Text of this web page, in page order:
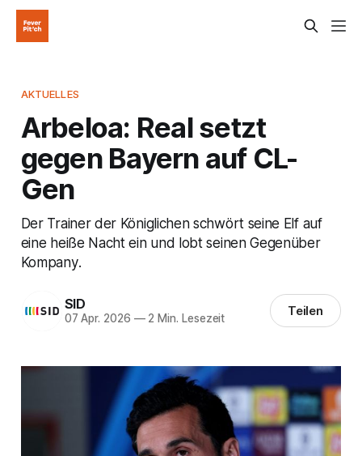
AKTUELLES
Arbeloa: Real setzt
gegen Bayern auf CL-
Gen
Der Trainer der Königlichen schwört seine Elf auf
eine heiße Nacht ein und lobt seinen Gegenüber
Kompany.
SID
07 Apr. 2026 —2 Min. Lesezeit Teilen